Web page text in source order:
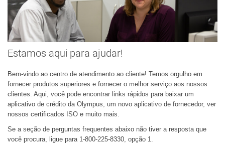
Estamos aqui para ajudar!
Bem-vindo ao centro de atendimento ao cliente! Temos orgulho em
fornecer produtos superiores e fornecer o melhor serviço aos nossos
clientes. Aqui, você pode encontrar links rápidos para baixar um
aplicativo de crédito da Olympus, um novo aplicativo de fornecedor, ver
nossos certificados ISO e muito mais.
Se a seção de perguntas frequentes abaixo não tiver a resposta que
você procura, ligue para 1-800-225-8330, opção 1.